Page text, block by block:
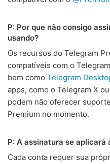
P: Por que não consigo
usando?
Os recursos do Telegram
compatíveis com o
bem como Telegram
apps, como o Telegram X
podem não oferecer
Premium no momento.
P: A assinatura se aplicará
Cada conta requer sua